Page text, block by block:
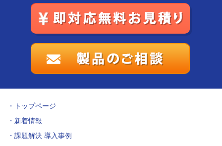
トップページ
新着情報
課題解決 導入事例